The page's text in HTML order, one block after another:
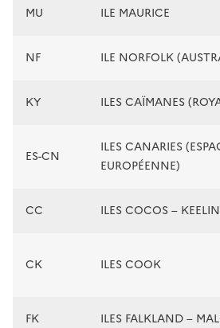
MU ILE MAURICE
NF ILE NORFOLK
KY ILES CAÏMANES
ES-CN
ILES CANARIES
EUROPÉENNE)
CC ILES COCOS –
CK ILES COOK
FK ILES FALKLAND –